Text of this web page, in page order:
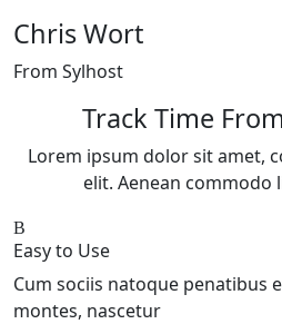
Chris Wort
From Sylhost
Track Time
Lorem ipsum dolor sit amet,
elit. Aenean commodo
Easy to Use
Cum sociis natoque penatibus
montes, nascetur